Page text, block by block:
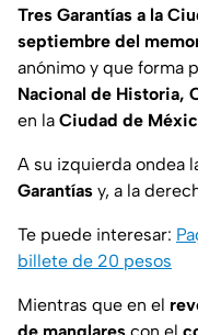
Tres Garantías a la
septiembre del
anónimo y que forma
Nacional de Historia,
en la Ciudad de
A su izquierda ondea
Garantías y, a la
Te puede interesar:
billete de 20 pesos
Mientras que en el